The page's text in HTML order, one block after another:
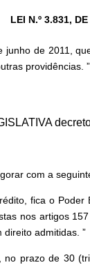
LEI N.º 3.831,
junho de 2011,
providências. ”
com a
fica o
nos artigos
admitidas. ”
prazo de 30